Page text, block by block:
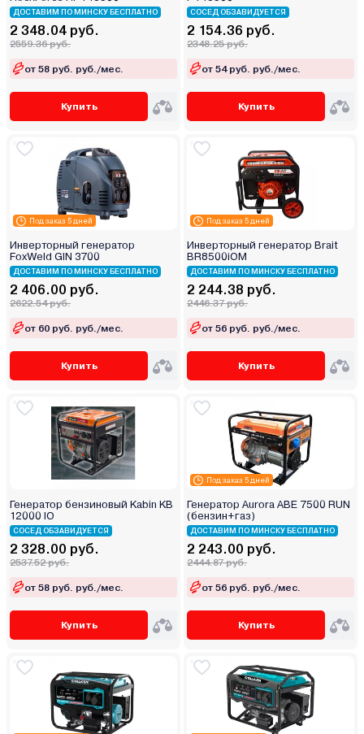
ДОСТАВИМ ПО МИНСКУ БЕСПЛАТНО
2 348.04 руб.
2559.36 руб.
от 58 руб. руб./мес.
Купить
СОСЕД ОБЗАВИДУЕТСЯ
2 154.36 руб.
2348.25 руб.
от 54 руб. руб./мес.
Купить
Под заказ 5 дней
Инверторный генератор
FoxWeld GIN 3700
ДОСТАВИМ ПО МИНСКУ БЕСПЛАТНО
2 406.00 руб.
2622.54 руб.
от 60 руб. руб./мес.
Купить
Под заказ 5 дней
Инверторный генератор Brait
BR8500iOM
ДОСТАВИМ ПО МИНСКУ БЕСПЛАТНО
2 244.38 руб.
2446.37 руб.
от 56 руб. руб./мес.
Купить
Генератор бензиновый Kabin KB
12000 IО
СОСЕД ОБЗАВИДУЕТСЯ
2 328.00 руб.
2537.52 руб.
от 58 руб. руб./мес.
Купить
Под заказ 5 дней
Генератор Aurora ABE 7500 RUN
(бензин+газ)
ДОСТАВИМ ПО МИНСКУ БЕСПЛАТНО
2 243.00 руб.
2444.87 руб.
от 56 руб. руб./мес.
Купить